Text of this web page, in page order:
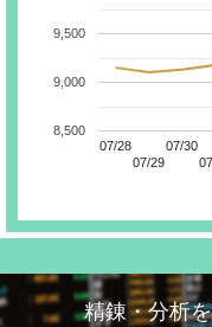
07/28
07/29
07/30
8,500
9,000
9,500
精錬・分析